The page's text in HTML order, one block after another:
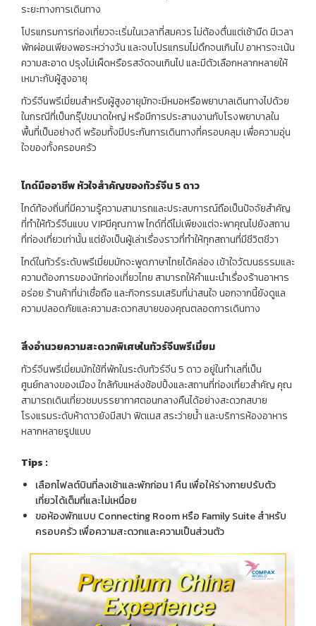
ระยะทางการเดินทาง
โปรแกรมการท่องเที่ยวจะเริ่มในเวลาที่สมควร ไม่ต้องตื่นแต่เช้ามืด มีเวลา
พักผ่อนเพียงพอระหว่างวัน และจบโปรแกรมไม่ดึกจนเกินไป อาหารจะเน้น
ความสะอาด ปรุงไม่เผ็ดหรือรสจัดจนเกินไป และมีตัวเลือกหลากหลายให้
เหมาะกับผู้สูงอายุ
ทัวร์จีนพรีเมี่ยมสำหรับผู้สูงอายุมักจะมีหมอหรือพยาบาลเดินทางไปด้วย
ในกรณีที่เป็นกรุ๊ปขนาดใหญ่ หรือมีการประสานงานกับโรงพยาบาลใน
พื้นที่เป็นอย่างดี พร้อมทั้งมีประกันการเดินทางที่ครอบคลุม เพื่อความอุ่น
ใจของทั้งครอบครัว
ไกด์มืออาชีพ หัวใจสำคัญของทัวร์จีน 5ดาว
ไกด์ท้องถิ่นที่มีความรู้ความสามารถและประสบการณ์ถือเป็นปัจจัยสำคัญ
ที่ทำให้ทัวร์จีนแบบ VIPมีคุณภาพ ไกด์ที่ดีไม่เพียงแต่จะพาคุณไปยังสถาน
ที่ท่องเที่ยวเท่านั้น แต่ยังเป็นผู้เล่าเรื่องราวที่ทำให้ทุกสถานที่มีชีวิตชีวา
ไกด์ในทัวร์ระดับพรีเมี่ยมมักจะพูดภาษาไทยได้คล่อง เข้าใจวัฒนธรรมและ
ความต้องการของนักท่องเที่ยวไทย สามารถให้คำแนะนำเรื่องร้านอาหาร
อร่อย ร้านค้าที่น่าเชื่อถือ และกิจกรรมเสริมที่น่าสนใจ นอกจากนี้ยังดูแล
ความปลอดภัยและความสะดวกสบายของคุณตลอดการเดินทาง
สิ่งอำนวยความสะดวกพิเศษในทัวร์จีนพรีเมี่ยม
ทัวร์จีนพรีเมี่ยมมักใช้ที่พักในระดับทัวร์จีน 5 ดาว อยู่ในทำเลที่เป็น
ศูนย์กลางของเมือง ใกล้กับแหล่งช้อปปิ้งและสถานที่ท่องเที่ยวสำคัญ คุณ
สามารถเดินเที่ยวชมบรรยากาศตอนกลางคืนได้อย่างสะดวกสบาย
โรงแรมระดับห้าดาวยังมีสปา ฟิตเนส สระว่ายน้ำ และบริการห้องอาหาร
หลากหลายรูปแบบ
Tips :
เลือกไฟลต์บินที่ลงเช้าและพักก่อน 1 คืน เพื่อให้ร่างกายปรับตัว
เที่ยวได้เต็มที่และไม่เหนื่อย
ขอห้องพักแบบ Connecting Room หรือ Family Suite สำหรับ
ครอบครัว เพื่อความสะดวกและความเป็นส่วนตัว